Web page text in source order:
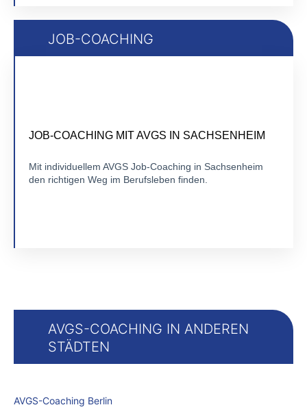
JOB-COACHING
JOB-COACHING MIT AVGS IN SACHSENHEIM
Mit individuellem AVGS Job-Coaching in Sachsenheim
den richtigen Weg im Berufsleben finden.
Zu Job-Coaching
AVGS-COACHING IN ANDEREN
STÄDTEN
AVGS-Coaching Berlin